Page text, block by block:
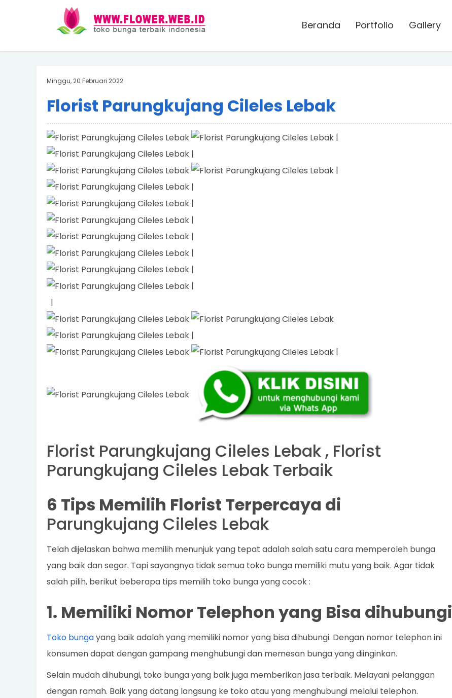
Beranda Portfolio Gallery
Minggu, 20 Februari 2022
Florist Parungkujang Cileles Lebak
|
|
|
|
|
|
|
|
|
|
|
|
|
Florist Parungkujang Cileles Lebak , Florist
Parungkujang Cileles Lebak Terbaik
6 Tips Memilih Florist Terpercaya di
Parungkujang Cileles Lebak
Telah dijelaskan bahwa memilih menunjuk yang tepat adalah salah satu cara memperoleh bunga
yang baik dan segar. Tapi sayangnya tidak semua toko bunga memiliki mutu yang baik. Agar tidak
salah pilih, berikut beberapa tips memilih toko bunga yang cocok :
1. Memiliki Nomor Telephon yang Bisa dihubungi
Toko bungayang baik adalah yang memiliki nomor yang bisa dihubungi. Dengan nomor telephon ini
konsumen dapat dengan gampang menghubungi dan memesan bunga yang diinginkan.
Selain mudah dihubungi, toko bunga yang baik juga memberikan jasa terbaik. Melayani pelanggan
dengan ramah. Baik yang datang langsung ke toko atau yang menghubungi melalui telephon.